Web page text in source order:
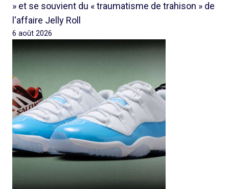
» et se souvient du « traumatisme de trahison » de
l'affaire Jelly Roll
6 août 2026